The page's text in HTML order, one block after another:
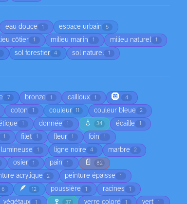
eau douce 1 espace urbain 5
côtier 1 milieu marin 1 milieu naturel 1
sol forestier 4 sol naturel 1
7 bronze 1 cailloux 1 🛞 4
coton 1 couleur 11 couleur bleue 2
1 donnée 1 💧 34 écaille 1
1 filet 1 fleur 1 foin 1
1 ligne noire 4 marbre 2
osier 1 pain 1 📄 82
acrylique 2 peinture épaisse 1
6 🪶 12 poussière 1 racines 1
végétaux 1 🍷 37 verre coloré 1 vert 1